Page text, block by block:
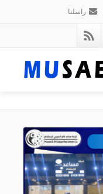
راسلنا